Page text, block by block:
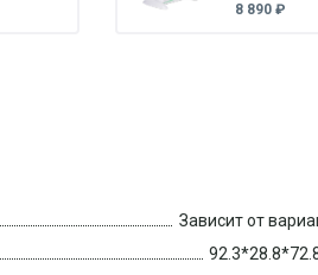
8 890 ₽
Зависит от